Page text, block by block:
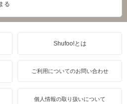
る
Shufoo!とは
ご利用についてのお問い合わせ
個人情報の取り扱いについて